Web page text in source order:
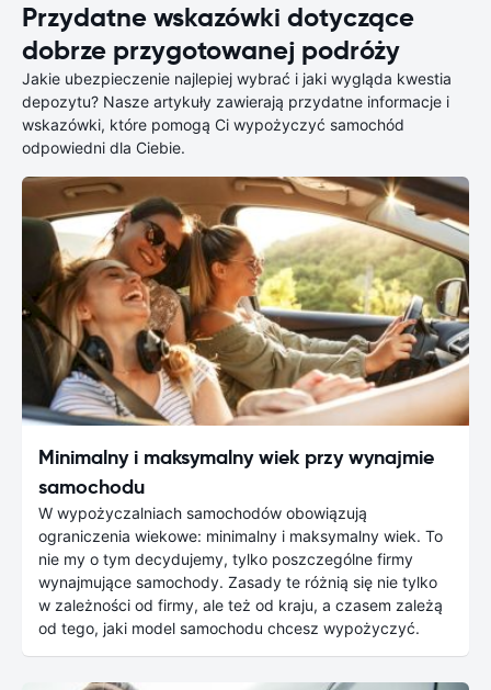
Przydatne wskazówki dotyczące
dobrze przygotowanej podróży
Jakie ubezpieczenie najlepiej wybrać i jaki wygląda kwestia
depozytu? Nasze artykuły zawierają przydatne informacje i
wskazówki, które pomogą Ci wypożyczyć samochód
odpowiedni dla Ciebie.
Minimalny i maksymalny wiek przy wynajmie
samochodu
W wypożyczalniach samochodów obowiązują
ograniczenia wiekowe: minimalny i maksymalny wiek. To
nie my o tym decydujemy, tylko poszczególne firmy
wynajmujące samochody. Zasady te różnią się nie tylko
w zależności od firmy, ale też od kraju, a czasem zależą
od tego, jaki model samochodu chcesz wypożyczyć.